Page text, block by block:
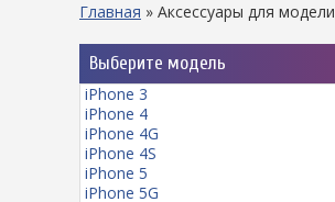
Главная » Аксессуары для модели
Выберите модель
iPhone 3
iPhone 4
iPhone 4G
iPhone 4S
iPhone 5
iPhone 5G